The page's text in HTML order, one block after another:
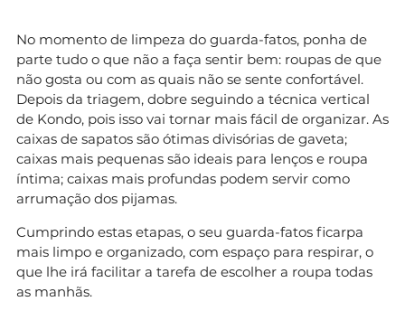
No momento de limpeza do guarda-fatos, ponha de
parte tudo o que não a faça sentir bem: roupas de que
não gosta ou com as quais não se sente confortável.
Depois da triagem, dobre seguindo a técnica vertical
de Kondo, pois isso vai tornar mais fácil de organizar. As
caixas de sapatos são ótimas divisórias de gaveta;
caixas mais pequenas são ideais para lenços e roupa
íntima; caixas mais profundas podem servir como
arrumação dos pijamas.
Cumprindo estas etapas, o seu guarda-fatos ficarpa
mais limpo e organizado, com espaço para respirar, o
que lhe irá facilitar a tarefa de escolher a roupa todas
as manhãs.